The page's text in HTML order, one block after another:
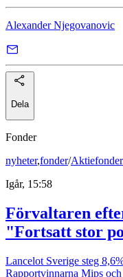
Alexander Njegovanovic
Dela
Fonder
nyheter,fonder/Aktiefonder
Igår, 15:58
Förvaltaren
"Fortsatt stor
Lancelot Sverige steg
Rapportvinnarna Mips